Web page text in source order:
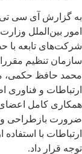
به گزارش آی سی تی
امور بین‌الملل
شرکت‌های تابعه با
سازمان تنظیم
محمد حافظ حکمی،
ارتباطات و
همکاری کامل
ضرورت بازطراحی و
ارتباطات با
توجه قرار داد.